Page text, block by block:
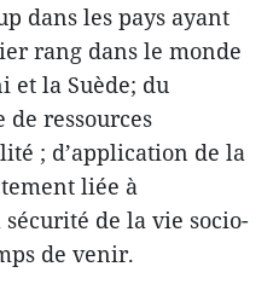
dans les pays ayant
rang dans le monde
et la Suède; du
ressources
; d’application de la
liée à
de la vie socio-
de venir.